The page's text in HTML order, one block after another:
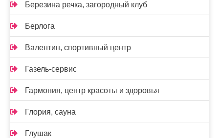
Березина речка, загородный клуб
Берлога
Валентин, спортивный центр
Газель-сервис
Гармония, центр красоты и здоровья
Глория, сауна
Глушак